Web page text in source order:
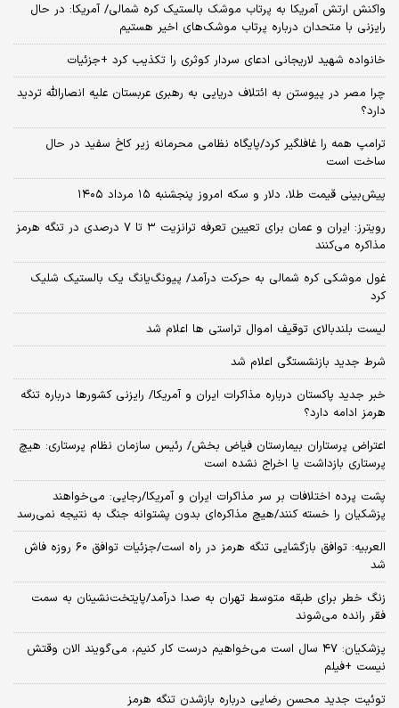
واکنش ارتش آمریکا به پرتاب موشک بالستیک کره شمالی/ آمریکا: در حال
رایزنی با متحدان درباره پرتاب موشک‌های اخیر هستیم
خانواده شهید لاریجانی ادعای سردار کوثری را تکذیب کرد +جزئیات
چرا مصر در پیوستن به ائتلاف دریایی به رهبری عربستان علیه انصارالله تردید
دارد؟
ترامپ همه را غافلگیر کرد/پایگاه نظامی محرمانه زیر کاخ سفید در حال
ساخت است
پیش‌بینی قیمت طلا، دلار و سکه امروز پنجشنبه ۱۵ مرداد ۱۴۰۵
رویترز: ایران و عمان برای تعیین تعرفه ترانزیت ۳ تا ۷ درصدی در تنگه هرمز
مذاکره می‌کنند
غول موشکی کره شمالی به حرکت درآمد/ پیونگ‌یانگ یک بالستیک شلیک
کرد
لیست بلندبالای توقیف اموال تراستی ها اعلام شد
شرط جدید بازنشستگی اعلام شد
خبر جدید پاکستان درباره مذاکرات ایران و آمریکا/ رایزنی کشورها درباره تنگه
هرمز ادامه دارد؟
اعتراض پرستاران بیمارستان فیاض بخش/ رئیس سازمان نظام پرستاری: هیچ
پرستاری بازداشت یا اخراج نشده است
پشت پرده اختلافات بر سر مذاکرات ایران و آمریکا/رجایی: می‌خواهند
پزشکیان را خسته کنند/هیچ مذاکره‌ای بدون پشتوانه جنگ به نتیجه نمی‌رسد
العربیه: توافق بازگشایی تنگه هرمز در راه است/جزئیات توافق ۶۰ روزه فاش
شد
زنگ خطر برای طبقه متوسط تهران به صدا درآمد/پایتخت‌نشینان به سمت
فقر رانده می‌شوند
پزشکیان: ۴۷ سال است می‌خواهیم درست کار کنیم، می‌گویند الان وقتش
نیست +فیلم
توئیت جدید محسن رضایی درباره بازشدن تنگه هرمز